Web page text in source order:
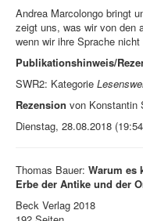
Andrea Marcolongo bringt
zeigt uns, was wir von den
wenn wir ihre Sprache nicht
Publikationshinweis/
SWR2: Kategorie
Rezension von Konstantin
Dienstag, 28.08.2018
Thomas Bauer: Warum es
Erbe der Antike und der
Beck Verlag 2018